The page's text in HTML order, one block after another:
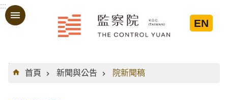
跳到主要內容區塊
:::
EN
:::
首頁
新聞與公告 院新聞稿